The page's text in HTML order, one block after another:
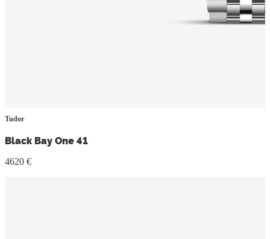
Tudor
Black Bay One 41
4620 €